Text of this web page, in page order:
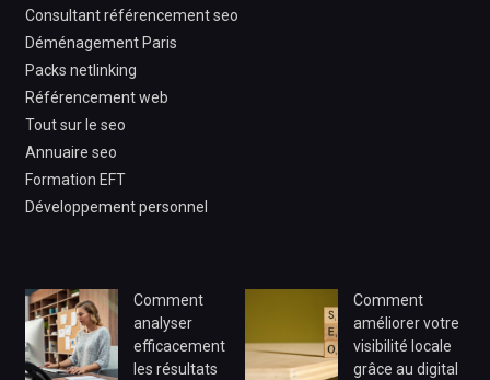
Consultant référencement seo
Déménagement Paris
Packs netlinking
Référencement web
Tout sur le seo
Annuaire seo
Formation EFT
Développement personnel
Comment
analyser
efficacement
les résultats
Comment
améliorer votre
visibilité locale
grâce au digital